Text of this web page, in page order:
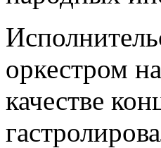
оркестром
качестве